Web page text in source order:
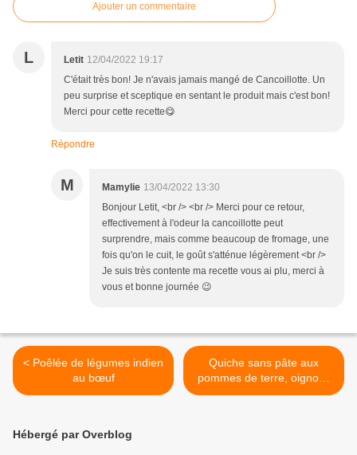
Ajouter un commentaire
L Letit 12/04/2022 19:17
C'était très bon! Je n'avais jamais mangé de Cancoillotte. Un
peu surprise et sceptique en sentant le produit mais c'est bon!
Merci pour cette recette😋
Répondre
M Mamylie 13/04/2022 13:30
Bonjour Letit, <br /> <br /> Merci pour ce retour,
effectivement à l'odeur la cancoillotte peut
surprendre, mais comme beaucoup de fromage, une
fois qu'on le cuit, le goût s'atténue légèrement <br />
Je suis très contente ma recette vous ai plu, merci à
vous et bonne journée 😉
< Poêlée de légumes indien
au bœuf
Quiche sans pâte aux
pommes de terre, oignons
et bacon >
Hébergé par Overblog